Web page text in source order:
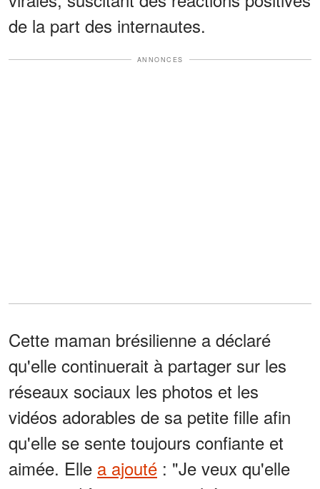
de la part des internautes.
ANNONCES
Cette maman brésilienne a déclaré
qu'elle continuerait à partager sur les
réseaux sociaux les photos et les
vidéos adorables de sa petite fille afin
qu'elle se sente toujours confiante et
aimée. Elle a ajouté : "Je veux qu'elle